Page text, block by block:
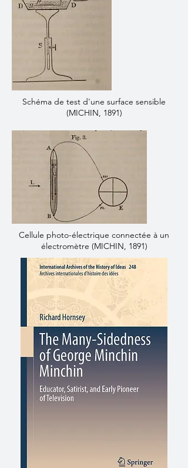
Schéma de test d'une surface sensible
(MICHIN, 1891)
Cellule photo-électrique connectée à un
électromètre (MICHIN, 1891)